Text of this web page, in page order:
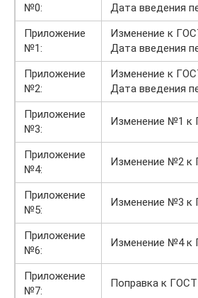
№0:
Дата введения
Приложение
№1:
Изменение к
Дата введения
Приложение
№2:
Изменение к
Дата введения
Приложение
№3:
Изменение №1 к
Приложение
№4:
Изменение №2 к
Приложение
№5:
Изменение №3 к
Приложение
№6:
Изменение №4 к
Приложение
№7:
Поправка к ГОСТ